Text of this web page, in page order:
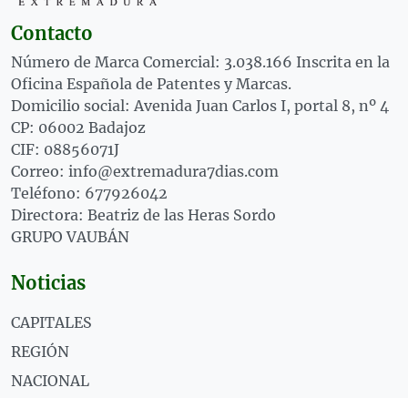
Contacto
Número de Marca Comercial: 3.038.166 Inscrita en la
Oficina Española de Patentes y Marcas.
Domicilio social: Avenida Juan Carlos I, portal 8, nº 4
CP: 06002 Badajoz
CIF: 08856071J
Correo: info@extremadura7dias.com
Teléfono: 677926042
Directora: Beatriz de las Heras Sordo
GRUPO VAUBÁN
Noticias
CAPITALES
REGIÓN
NACIONAL